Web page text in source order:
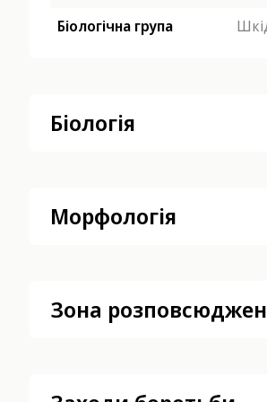
Біологічна група
Біологія
Морфологія
Зона